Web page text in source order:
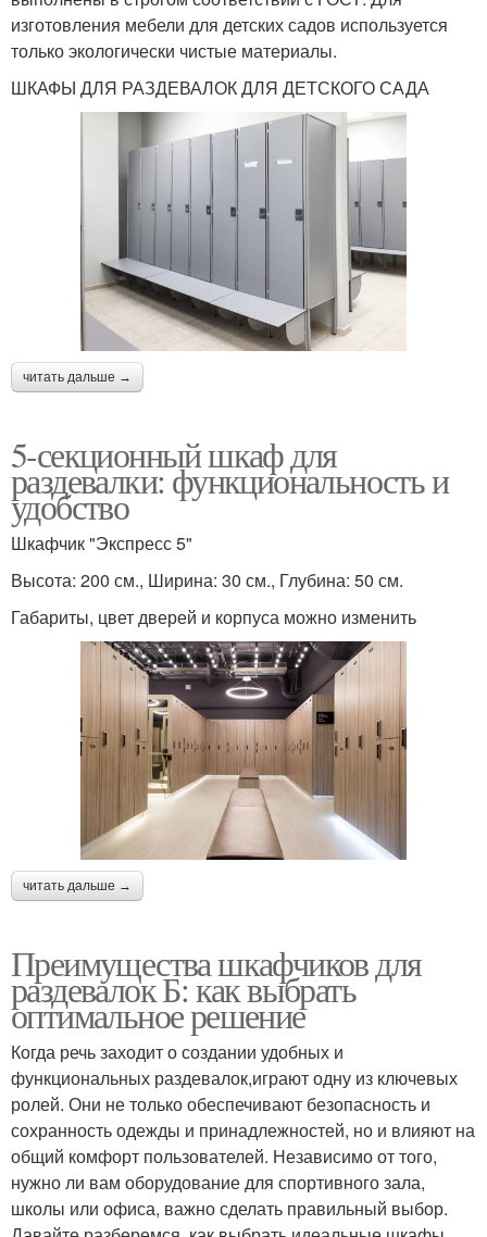
изготовления мебели для детских садов используется
только экологически чистые материалы.
ШКАФЫ ДЛЯ РАЗДЕВАЛОК ДЛЯ ДЕТСКОГО САДА
читать дальше →
5-секционный шкаф для
раздевалки: функциональность и
удобство
Шкафчик "Экспресс 5"
Высота: 200 см., Ширина: 30 см., Глубина: 50 см.
Габариты, цвет дверей и корпуса можно изменить
читать дальше →
Преимущества шкафчиков для
раздевалок Б: как выбрать
оптимальное решение
Когда речь заходит о создании удобных и
функциональных раздевалок,играют одну из ключевых
ролей. Они не только обеспечивают безопасность и
сохранность одежды и принадлежностей, но и влияют на
общий комфорт пользователей. Независимо от того,
нужно ли вам оборудование для спортивного зала,
школы или офиса, важно сделать правильный выбор.